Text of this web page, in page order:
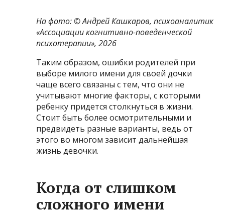
На фото: © Андрей Кашкаров, психоаналитик
«Ассоциации когнитивно-поведенческой
психотерапии», 2026
Таким образом, ошибки родителей при
выборе милого имени для своей дочки
чаще всего связаны с тем, что они не
учитывают многие факторы, с которыми
ребенку придется столкнуться в жизни.
Стоит быть более осмотрительными и
предвидеть разные варианты, ведь от
этого во многом зависит дальнейшая
жизнь девочки.
Когда от слишком
сложного имени